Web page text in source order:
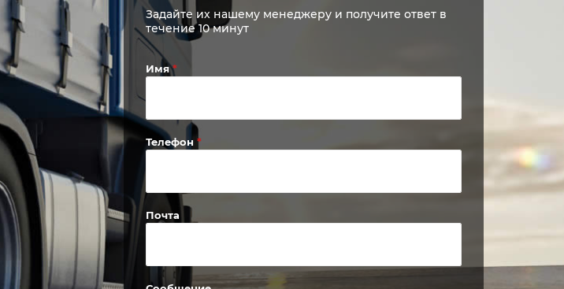
Задайте их нашему менеджеру и получите ответ в
течение 10 минут
Имя
Телефон
Почта